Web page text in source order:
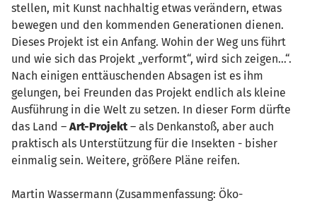
stellen, mit Kunst nachhaltig etwas verändern, etwas
bewegen und den kommenden Generationen dienen.
Dieses Projekt ist ein Anfang. Wohin der Weg uns führt
und wie sich das Projekt „verformt“, wird sich zeigen…“.
Nach einigen enttäuschenden Absagen ist es ihm
gelungen, bei Freunden das Projekt endlich als kleine
Ausführung in die Welt zu setzen. In dieser Form dürfte
das Land –Art-Projekt– als Denkanstoß, aber auch
praktisch als Unterstützung für die Insekten - bisher
einmalig sein. Weitere, größere Pläne reifen.
Martin Wassermann (Zusammenfassung: Öko-